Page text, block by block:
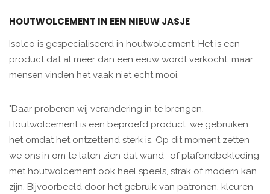
HOUTWOLCEMENT IN EEN NIEUW JASJE
Isolco is gespecialiseerd in houtwolcement. Het is een
product dat al meer dan een eeuw wordt verkocht, maar
mensen vinden het vaak niet echt mooi.
"Daar proberen wij verandering in te brengen.
Houtwolcement is een beproefd product: we gebruiken
het omdat het ontzettend sterk is. Op dit moment zetten
we ons in om te laten zien dat wand- of plafondbekleding
met houtwolcement ook heel speels, strak of modern kan
zijn. Bijvoorbeeld door het gebruik van patronen, kleuren